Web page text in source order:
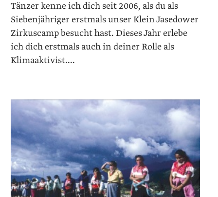
Tänzer kenne ich dich seit 2006, als du als
Siebenjähriger erstmals unser Klein Jasedower
Zirkuscamp besucht hast. Dieses Jahr erlebe
ich dich erstmals auch in deiner Rolle als
Klimaaktivist....